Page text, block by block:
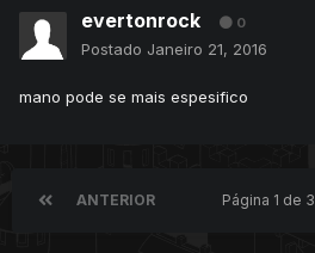
evertonrock 0
Postado Janeiro 21, 2016
mano pode se mais espesifico
ANTERIOR Página 1 de 3